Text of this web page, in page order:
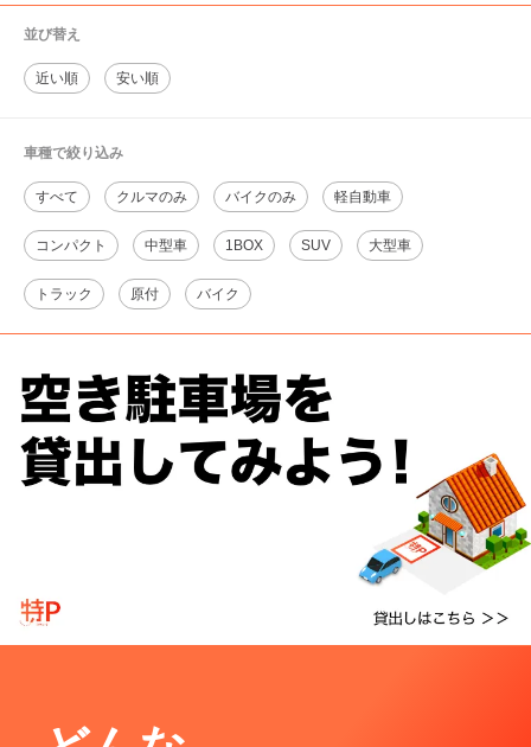
並び替え
近い順 安い順
車種で絞り込み
すべて クルマのみ バイクのみ 軽自動車
コンパクト 中型車 1BOX SUV 大型車
トラック 原付 バイク